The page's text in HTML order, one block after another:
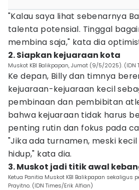
"Kalau saya lihat sebenarnya
talenta potensial. Tinggal
membina saja," kata dia
2. Siapkan kejuaraan kota
Muskot KBI Balikpapan, Jumat (9/5/2025). (IDN
Ke depan, Billy dan timnya
kejuaraan-kejuaraan kecil
pembinaan dan pembibitan
bahwa kejuaraan tidak harus
penting rutin dan fokus pada
"Jika ada turnamen, meski
hidup," kata dia.
3. Muskot jadi titik awal
Ketua Panitia Muskot KBI Balikpapan sekaligus
Prayitno. (IDN Times/Erik Alfian)